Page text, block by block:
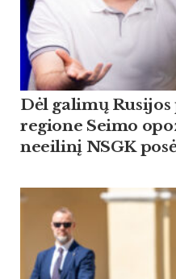
Dėl galimų
regione Seimo
neeilinį NSGK